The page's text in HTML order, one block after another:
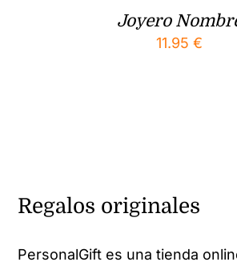
Joyero
11.95 €
Regalos originales
PersonalGift es una tienda